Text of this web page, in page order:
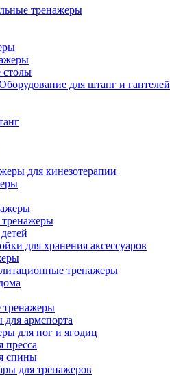
тренажеры
для штанг и гантелей
для кинезотерапии
для хранения аксессуаров
тренажеры
армспорта
для ног и ягодиц
пресса
спины
для тренажеров